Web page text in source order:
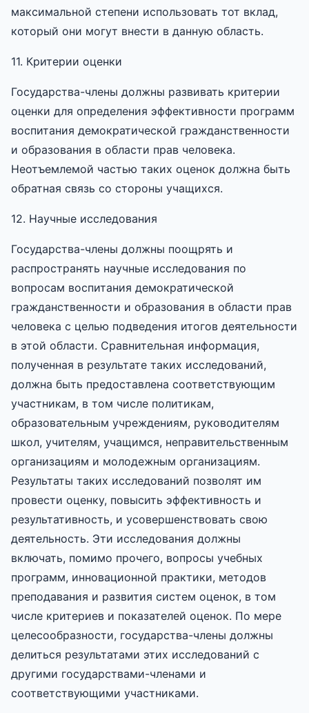
максимальной степени использовать тот вклад,
который они могут внести в данную область.
11. Критерии оценки
Государства-члены должны развивать критерии
оценки для определения эффективности программ
воспитания демократической гражданственности
и образования в области прав человека.
Неотъемлемой частью таких оценок должна быть
обратная связь со стороны учащихся.
12. Научные исследования
Государства-члены должны поощрять и
распространять научные исследования по
вопросам воспитания демократической
гражданственности и образования в области прав
человека с целью подведения итогов деятельности
в этой области. Сравнительная информация,
полученная в результате таких исследований,
должна быть предоставлена соответствующим
участникам, в том числе политикам,
образовательным учреждениям, руководителям
школ, учителям, учащимся, неправительственным
организациям и молодежным организациям.
Результаты таких исследований позволят им
провести оценку, повысить эффективность и
результативность, и усовершенствовать свою
деятельность. Эти исследования должны
включать, помимо прочего, вопросы учебных
программ, инновационной практики, методов
преподавания и развития систем оценок, в том
числе критериев и показателей оценок. По мере
целесообразности, государства-члены должны
делиться результатами этих исследований с
другими государствами-членами и
соответствующими участниками.